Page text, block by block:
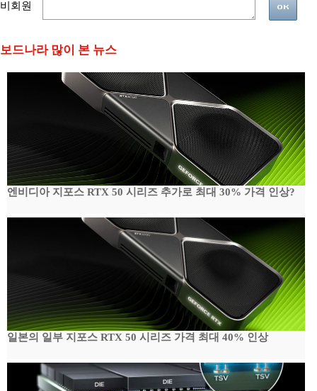
비회원
보드나라 많이 본 뉴스
엔비디아 지포스 RTX 50 시리즈 추가로 최대 30% 가격 인상?
일본의 일부 지포스 RTX 50 시리즈 가격 최대 40% 인상